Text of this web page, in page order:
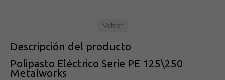
Volver
Descripción del producto
Polipasto Eléctrico Serie PE 125\250
Metalworks